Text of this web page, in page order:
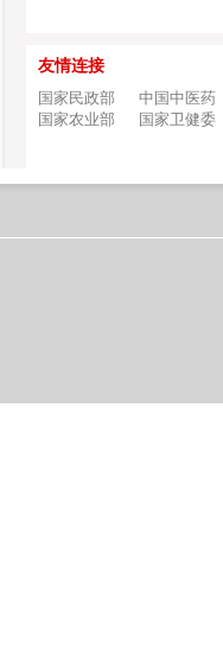
友情连接
国家民政部
中国中医药
国家农业部
国家卫健委